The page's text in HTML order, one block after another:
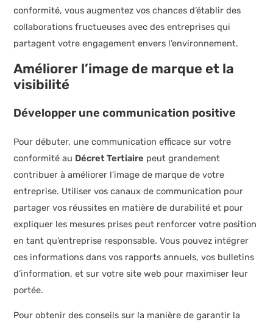
conformité, vous augmentez vos chances d’établir des
collaborations fructueuses avec des entreprises qui
partagent votre engagement envers l’environnement.
Améliorer l’image de marque et la
visibilité
Développer une communication positive
Pour débuter, une communication efficace sur votre
conformité au Décret Tertiaire peut grandement
contribuer à améliorer l’image de marque de votre
entreprise. Utiliser vos canaux de communication pour
partager vos réussites en matière de durabilité et pour
expliquer les mesures prises peut renforcer votre position
en tant qu’entreprise responsable. Vous pouvez intégrer
ces informations dans vos rapports annuels, vos bulletins
d’information, et sur votre site web pour maximiser leur
portée.
Pour obtenir des conseils sur la manière de garantir la